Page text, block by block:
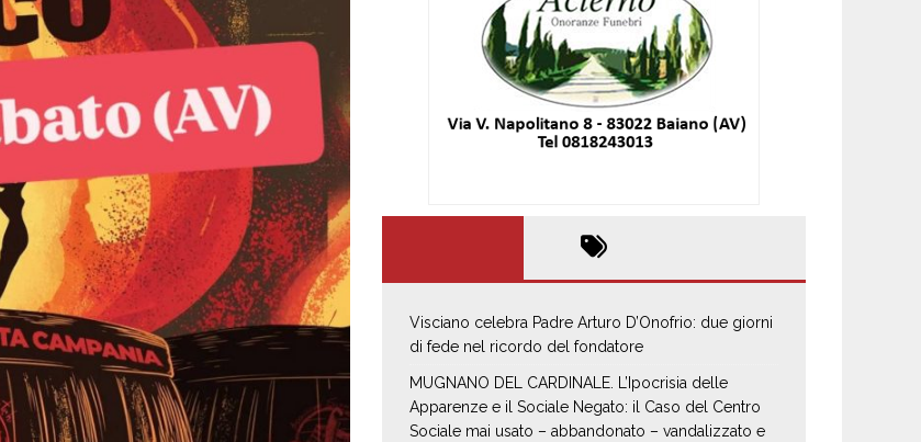
Visciano celebra Padre Arturo D’Onofrio: due giorni
di fede nel ricordo del fondatore
MUGNANO DEL CARDINALE. L’Ipocrisia delle
Apparenze e il Sociale Negato: il Caso del Centro
Sociale mai usato – abbandonato – vandalizzato e